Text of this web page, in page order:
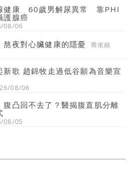
健康 60歲男解尿異常 靠PHI
護腺癌
08/06
熬夜對心臟健康的隱憂
喬依絲
新歌 趙錦牧走過低谷願為音樂宣
08/06
腹凸回不去了？醫揭腹直肌分離
08/05